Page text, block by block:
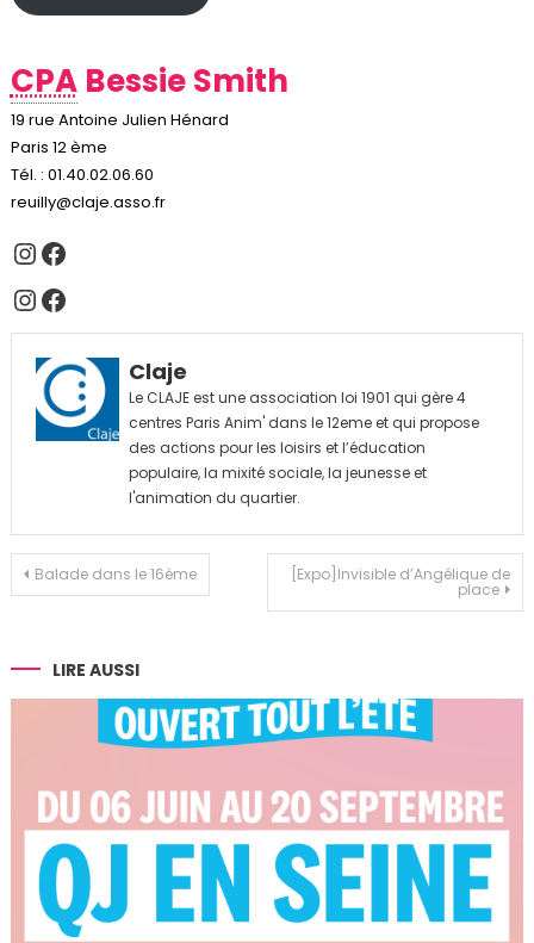
CPABessie Smith
19 rue Antoine Julien Hénard
Paris 12 ème
Tél. : 01.40.02.06.60
reuilly@claje.asso.fr
Instagram
Facebook
Instagram
Facebook
Claje
Le CLAJE est une association loi 1901 qui gère 4
centres Paris Anim' dans le 12eme et qui propose
des actions pour les loisirs et l’éducation
populaire, la mixité sociale, la jeunesse et
l'animation du quartier.
Navigation
l’article
Balade dans le 16ème [Expo]Invisible d’Angélique de
place
LIRE AUSSI